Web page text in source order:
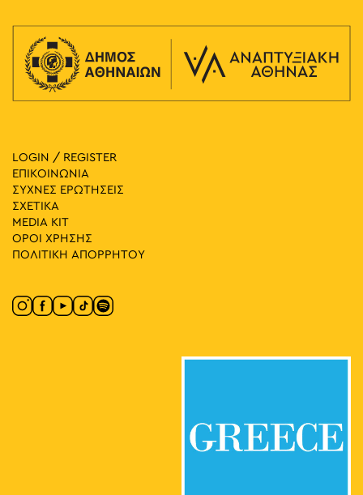
LOGIN / REGISTER
ΕΠΙΚΟΙΝΩΝΙΑ
ΣΥΧΝΕΣ ΕΡΩΤΗΣΕΙΣ
ΣΧΕΤΙΚΑ
MEDIA ΚIT
ΟΡΟΙ ΧΡΗΣΗΣ
ΠΟΛΙΤΙΚΗ ΑΠΟΡΡΗΤΟΥ